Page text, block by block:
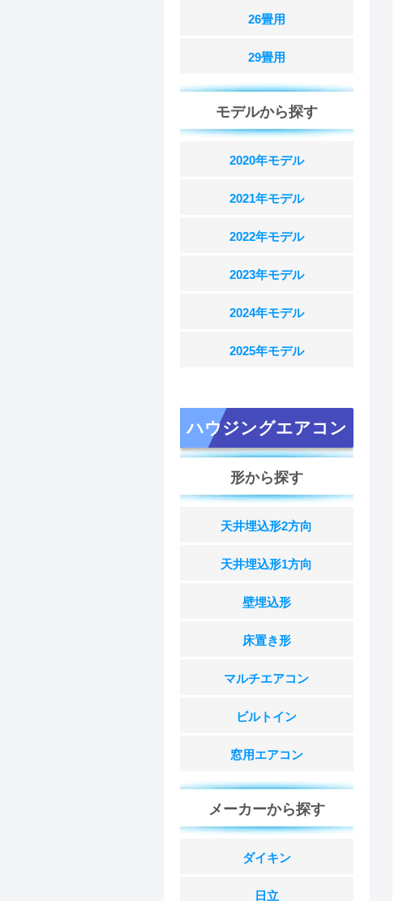
26畳用
29畳用
モデルから探す
2020年モデル
2021年モデル
2022年モデル
2023年モデル
2024年モデル
2025年モデル
ハウジングエアコン
形から探す
天井埋込形2方向
天井埋込形1方向
壁埋込形
床置き形
マルチエアコン
ビルトイン
窓用エアコン
メーカーから探す
ダイキン
日立